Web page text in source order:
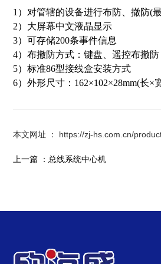
1）对管辖的设备进行布防、撤防(
2）大屏幕中文液晶显示
3）可存储200条事件信息
4）布撤防方式：键盘、遥控布撤
5）标准86型接线盒安装方式
6）外形尺寸：162×102×28mm(长×
本文网址 ： https://zj-hs.com.cn/
上一篇 ： 总线系统中心机